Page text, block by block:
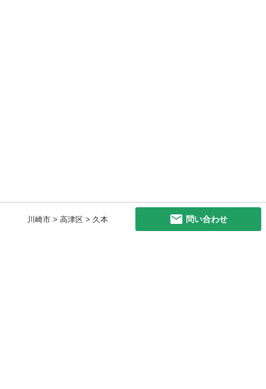
川崎市 > 高津区 > 久本 問い合わせ